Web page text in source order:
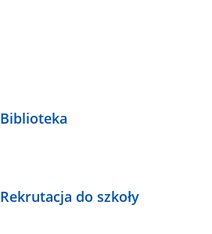
Biblioteka
Rekrutacja do szkoły